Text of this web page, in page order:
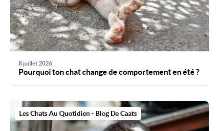
8 juillet 2026
Pourquoi ton chat change de comportement en été ?
Les Chats Au Quotidien - Blog De Caats